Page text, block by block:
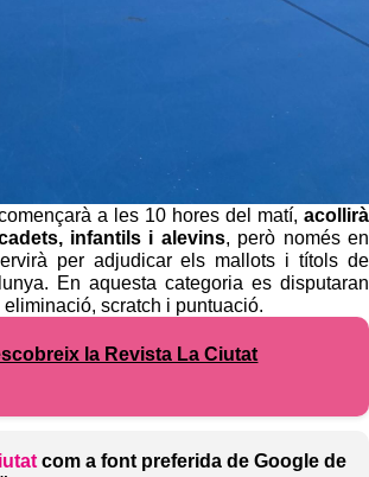
a les 10 hores del matí, acollirà
infantils i alevins, però només en
per adjudicar els mallots i títols de
En aquesta categoria es disputaran
scratch i puntuació.
la Revista La Ciutat
com a font preferida de Google de